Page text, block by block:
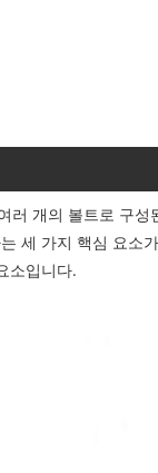
러 개의 볼트로 구성
세 가지 핵심 요소
소입니다.